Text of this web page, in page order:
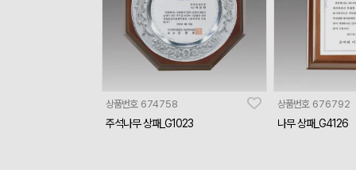
상품번호 674758
주석나무 상패_G1023
상품번호 676792
나무 상패_G4126